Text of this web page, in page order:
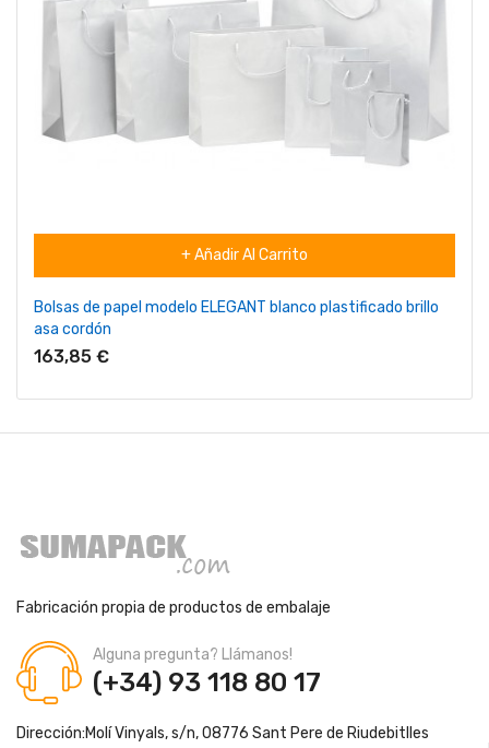
+ Añadir Al Carrito
Bolsas de papel modelo ELEGANT blanco plastificado brillo
asa cordón
163,85 €
Fabricación propia de productos de embalaje
Alguna pregunta? Llámanos!
(+34) 93 118 80 17
Dirección:Molí Vinyals, s/n, 08776 Sant Pere de Riudebitlles